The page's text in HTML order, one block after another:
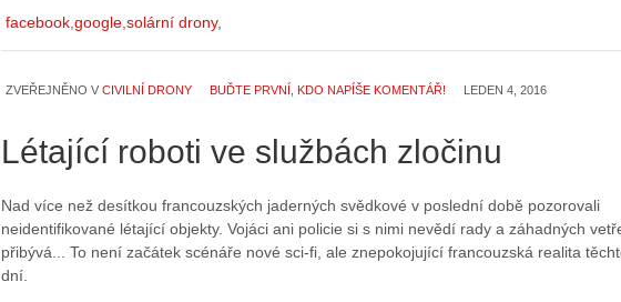
facebook google solární drony
ZVEŘEJNĚNO V CIVILNÍ DRONY BUĎTE PRVNÍ, KDO NAPÍŠE KOMENTÁŘ! LEDEN 4, 2016
Létající roboti ve službách zločinu
Nad více než desítkou francouzských jaderných svědkové v poslední době pozorovali
neidentifikované létající objekty. Vojáci ani policie si s nimi nevědí rady a záhadných
přibývá... To není začátek scénáře nové sci-fi, ale znepokojující francouzská realita
dní.